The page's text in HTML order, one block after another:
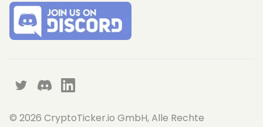
TwitterDiscordLinkedIn
© 2026 CryptoTicker.io GmbH, Alle Rechte